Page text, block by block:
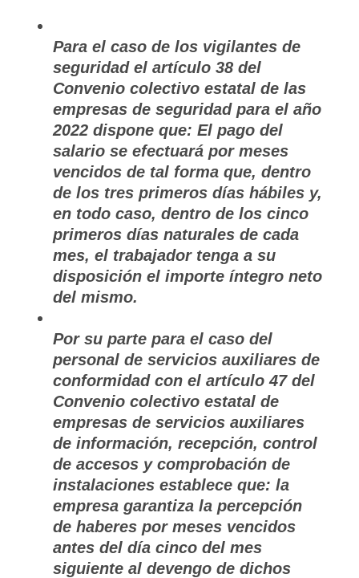
Para el caso de los vigilantes de
seguridad el artículo 38 del
Convenio colectivo estatal de las
empresas de seguridad para el año
2022 dispone que: El pago del
salario se efectuará por meses
vencidos de tal forma que, dentro
de los tres primeros días hábiles y,
en todo caso, dentro de los cinco
primeros días naturales de cada
mes, el trabajador tenga a su
disposición el importe íntegro neto
del mismo.
Por su parte para el caso del
personal de servicios auxiliares de
conformidad con el artículo 47 del
Convenio colectivo estatal de
empresas de servicios auxiliares
de información, recepción, control
de accesos y comprobación de
instalaciones establece que: la
empresa garantiza la percepción
de haberes por meses vencidos
antes del día cinco del mes
siguiente al devengo de dichos